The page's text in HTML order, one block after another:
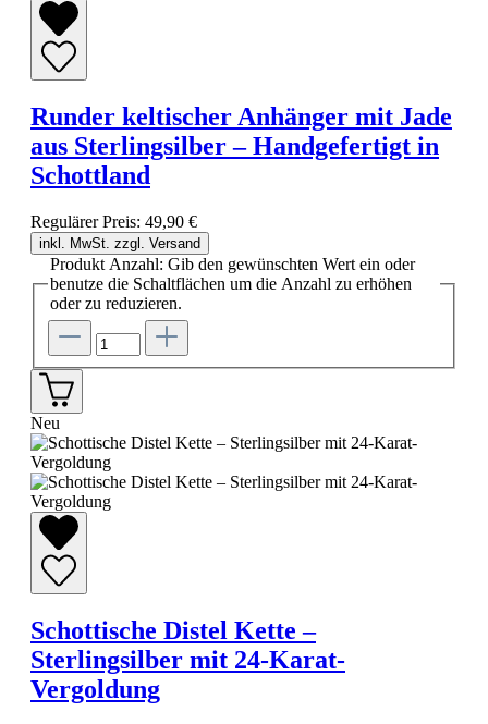
Runder keltischer Anhänger mit Jade
aus Sterlingsilber – Handgefertigt in
Schottland
Regulärer Preis: 49,90 €
inkl. MwSt. zzgl. Versand
Produkt Anzahl: Gib den gewünschten Wert ein oder
benutze die Schaltflächen um die Anzahl zu erhöhen
oder zu reduzieren.
Neu
Schottische Distel Kette –
Sterlingsilber mit 24-Karat-
Vergoldung